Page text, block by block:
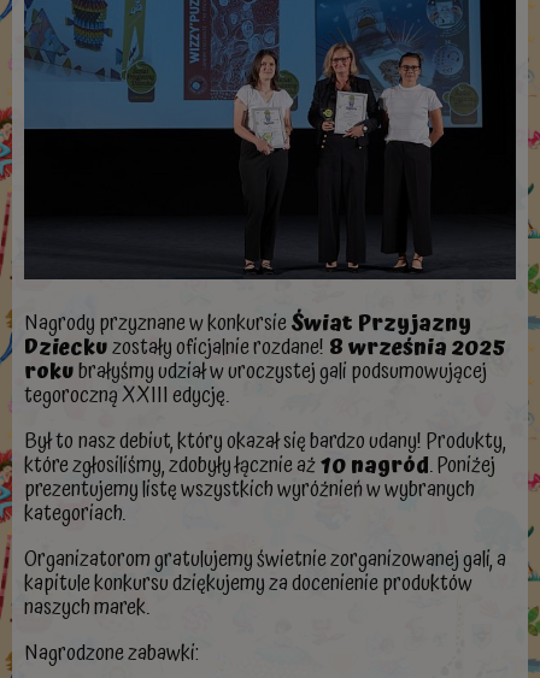
Nagrody przyznane w konkursieŚwiat Przyjazny
Dzieckuzostały oficjalnie rozdane! 8 września 2025
rokubrałyśmy udział w uroczystej gali podsumowującej
tegoroczną XXIII edycję.
Był to nasz debiut, który okazał się bardzo udany! Produkty,
które zgłosiliśmy, zdobyły łącznie aż10 nagród. Poniżej
prezentujemy listę wszystkich wyróżnień w wybranych
kategoriach.
Organizatorom gratulujemy świetnie zorganizowanej gali, a
kapitule konkursu dziękujemy za docenienie produktów
naszych marek.
Nagrodzone zabawki: